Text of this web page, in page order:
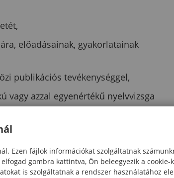
előadásainak, gyakorlatainak
publikációs tevékenységgel,
azzal egyenértékű nyelvvizsga
Ezen fájlok információkat szolgáltatnak
gombra kattintva, Ön beleegyezik a cookie-
is szolgáltatnak a rendszer használatához